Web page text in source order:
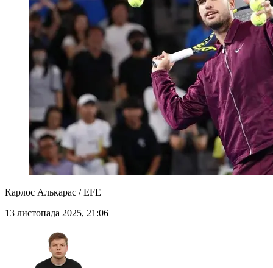
Карлос Алькарас / EFE
13 листопада 2025, 21:06